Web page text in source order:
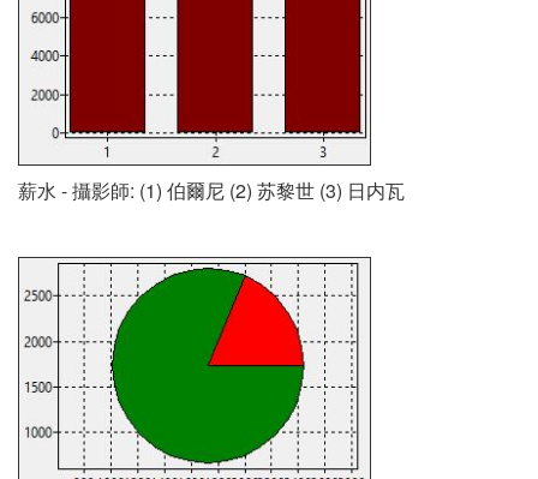
薪水 - 攝影師: (1) 伯爾尼 (2) 苏黎世 (3) 日内瓦